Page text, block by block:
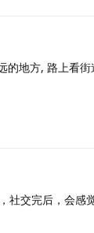
的地方, 路上看
社交完后，会